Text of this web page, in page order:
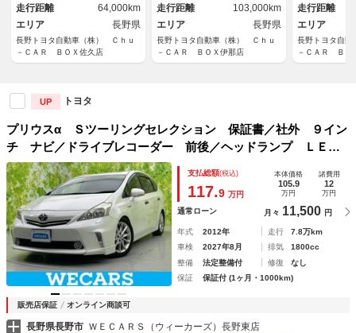
走行距離
64,000km
エリア
長野県
長野トヨタ自動車（株） Ｃｈｕ
－ＣＡＲ ＢＯＸ佐久店
走行距離
103,000km
エリア
長野県
長野トヨタ自動車（株） Ｃｈｕ
－ＣＡＲ ＢＯＸ伊那店
走行距離
エリア
長野トヨタ自
－ＣＡＲ ＢＯ
UP トヨタ
プリウスα Ｓツーリングセレクション 保証書／社外 ９イン
チ ナビ／ドライブレコーダー 前後／ヘッドランプ ＬＥＤ
／Ｂｌｕｅｔｏｏｔｈ接続／ＥＴＣ／ＥＢＤ付ＡＢＳ／横滑り
防止装置／フルセグＴＶ／ＤＶＤ／エアバッグ 運転席
支払総額(税込)
117.9 万円
本体価格
105.9
万円
諸費用
12
万円
通常ローン 月々 11,500 円
年式 2012年 走行
7.8万km
車検
2027年8月 排気
1800cc
整備
法定整備付 修復
なし
保証
保証付 (1ヶ月・1000km)
販売店保証 オンライン商談可
長野県長野市 ＷＥＣＡＲＳ（ウィーカーズ）長野東店